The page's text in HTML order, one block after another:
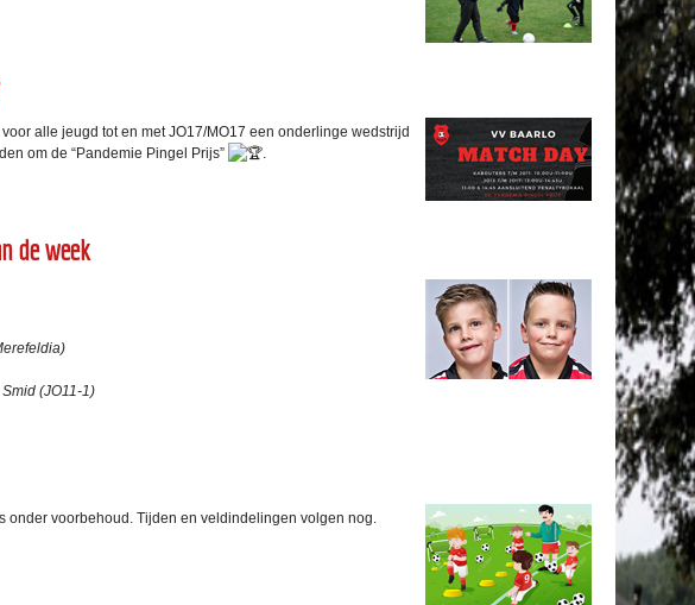
alle jeugd tot en met JO17/MO17 een onderlinge wedstrijd
om de “Pandemie Pingel Prijs”
de week
(JO11-1)
voorbehoud. Tijden en veldindelingen volgen nog.